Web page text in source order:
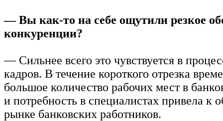
— Вы как-то на себе ощутили резкое
конкуренции?
— Сильнее всего это чувствуется в
кадров. В течение короткого отрезка
большое количество рабочих мест в
и потребность в специалистах привела к
рынке банковских работников.